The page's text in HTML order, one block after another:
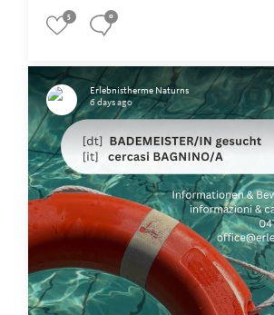
5 0
Erlebnistherme Naturns
6 days ago